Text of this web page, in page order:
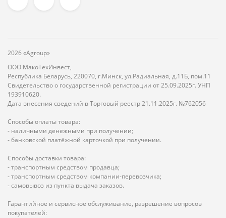
2026 «Agroup»
ООО МакоТехИнвест,
Республика Беларусь, 220070, г.Минск, ул.Радиальная, д.11Б, пом.11
Свидетельство о государственной регистрации от 25.09.2025г. УНП
193910620.
Дата внесения сведений в Торговый реестр 21.11.2025г. №762056
Способы оплаты товара:
- наличными денежными при получении;
- банковской платёжной карточкой при получении.
Способы доставки товара:
- транспортным средством продавца;
- транспортным средством компании-перевозчика;
- самовывоз из пункта выдача заказов.
Гарантийное и сервисное обслуживание, разрешение вопросов
покупателей: